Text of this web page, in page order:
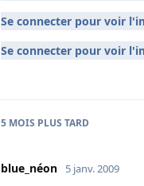
Se connecter pour voir
Se connecter pour voir
5 MOIS PLUS TARD
blue_néon 5 janv. 2009